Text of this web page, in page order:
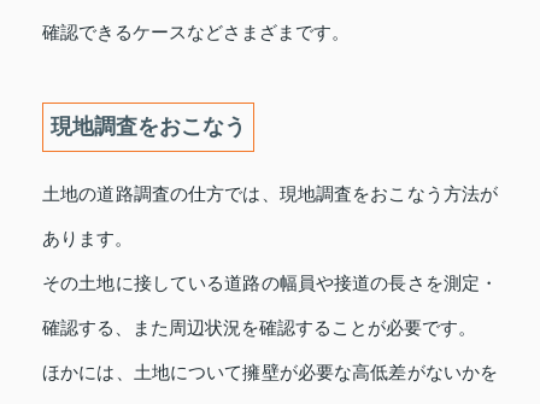
確認できるケースなどさまざまです。
現地調査をおこなう
土地の道路調査の仕方では、現地調査をおこなう方法が
あります。
その土地に接している道路の幅員や接道の長さを測定・
確認する、また周辺状況を確認することが必要です。
ほかには、土地について擁壁が必要な高低差がないかを